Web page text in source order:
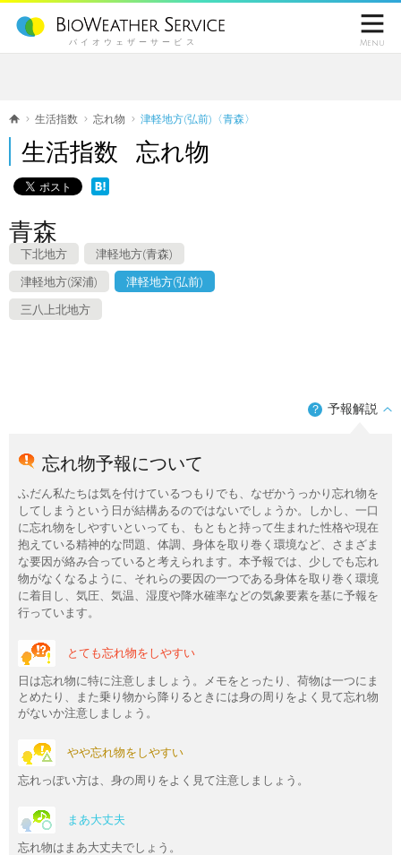
バイオウェザーサービス

Menu
生活指数 忘れ物 津軽地方(弘前)〈青森〉
生活指数 忘れ物
青森
下北地方 津軽地方(青森)
津軽地方(深浦) 津軽地方(弘前)
三八上北地方
？ 予報解説
忘れ物予報について
ふだん私たちは気を付けているつもりでも、なぜかうっかり忘れ物を
してしまうという日が結構あるのではないでしょうか。しかし、一口
に忘れ物をしやすいといっても、もともと持って生まれた性格や現在
抱えている精神的な問題、体調、身体を取り巻く環境など、さまざま
な要因が絡み合っていると考えられます。本予報では、少しでも忘れ
物がなくなるように、それらの要因の一つである身体を取り巻く環境
に着目し、気圧、気温、湿度や降水確率などの気象要素を基に予報を
行っています。
とても忘れ物をしやすい
日は忘れ物に特に注意しましょう。メモをとったり、荷物は一つにま
とめたり、また乗り物から降りるときには身の周りをよく見て忘れ物
がないか注意しましょう。
やや忘れ物をしやすい
忘れっぽい方は、身の周りをよく見て注意しましょう。
まあ大丈夫
忘れ物はまあ大丈夫でしょう。